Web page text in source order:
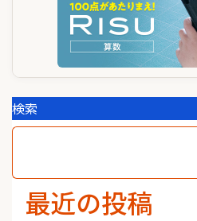
検索
最近の投稿